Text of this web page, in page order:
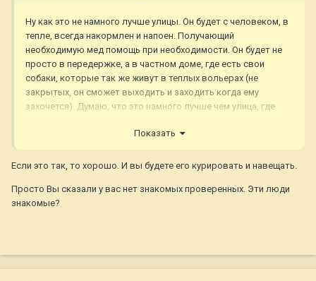
Ну как это не намного лучше улицы. Он будет с человеком, в
тепле, всегда накормлен и напоен. Получающий
необходимую мед помощь при необходимости. Он будет не
просто в передержке, а в частном доме, где есть свои
собаки, которые так же живут в теплых вольерах (не
закрытых, он сможет выходить и заходить когда ему
захочется). Думаю, что это намного лучше чем улица, где
мимо. Конечно, это не сравниться с любящей семьей,
Показать
Если это так, то хорошо. И вы будете его курировать и навещать.
Просто Вы сказали у вас нет знакомых проверенных. Эти люди
знакомые?